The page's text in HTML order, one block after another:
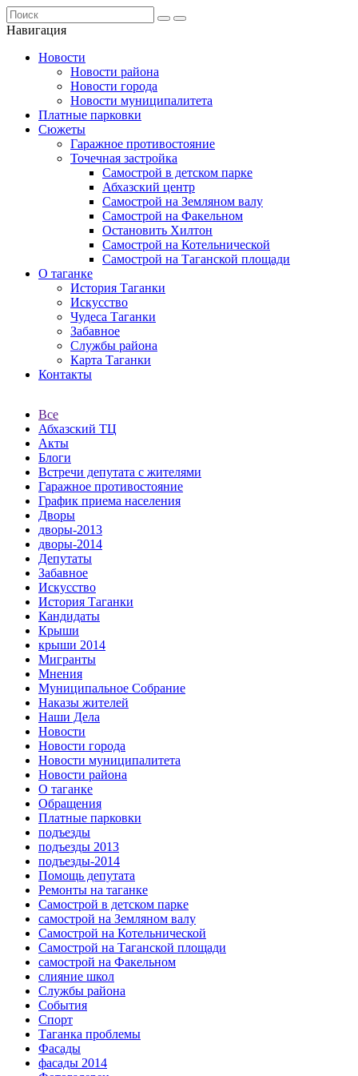
Навигация
Новости
Новости района
Новости города
Новости муниципалитета
Платные парковки
Сюжеты
Гаражное противостояние
Точечная застройка
Самострой в детском парке
Абхазский центр
Самострой на Земляном валу
Самострой на Факельном
Остановить Хилтон
Самострой на Котельнической
Самострой на Таганской площади
О таганке
История Таганки
Искусство
Чудеса Таганки
Забавное
Службы района
Карта Таганки
Контакты
Все
Абхазский ТЦ
Акты
Блоги
Встречи депутата с жителями
Гаражное противостояние
График приема населения
Дворы
дворы-2013
дворы-2014
Депутаты
Забавное
Искусство
История Таганки
Кандидаты
Крыши
крыши 2014
Мигранты
Мнения
Муниципальное Собрание
Наказы жителей
Наши Дела
Новости
Новости города
Новости муниципалитета
Новости района
О таганке
Обращения
Платные парковки
подъезды
подъезды 2013
подъезды-2014
Помощь депутата
Ремонты на таганке
Самострой в детском парке
самострой на Земляном валу
Самострой на Котельнической
Самострой на Таганской площади
самострой на Факельном
слияние школ
Службы района
События
Спорт
Таганка проблемы
Фасады
фасады 2014